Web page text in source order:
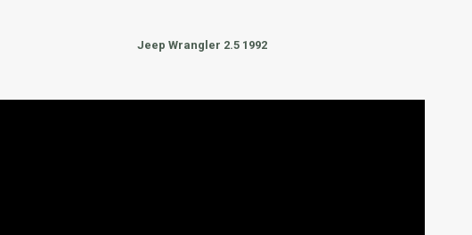
Jeep Wrangler 2.5 1992